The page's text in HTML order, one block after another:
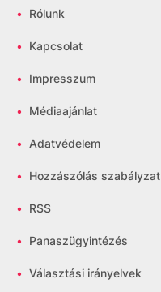
• Rólunk
• Kapcsolat
• Impresszum
• Médiaajánlat
• Adatvédelem
• Hozzászólás szabályzat
• RSS
• Panaszügyintézés
• Választási irányelvek